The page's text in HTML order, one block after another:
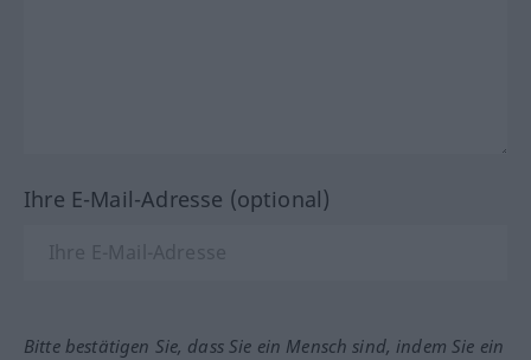
Ihre E-Mail-Adresse (optional)
Bitte bestätigen Sie, dass Sie ein Mensch sind, indem Sie ein